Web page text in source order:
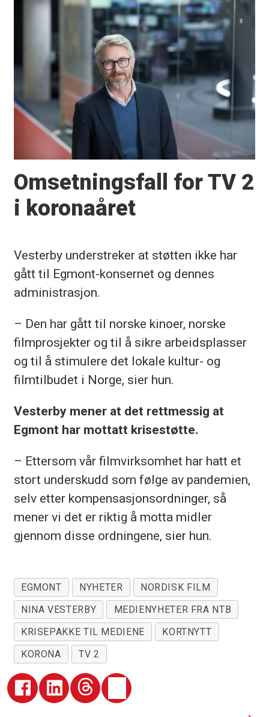
Omsetningsfall for TV 2
i koronaåret
Vesterby understreker at støtten ikke har
gått til Egmont-konsernet og dennes
administrasjon.
– Den har gått til norske kinoer, norske
filmprosjekter og til å sikre arbeidsplasser
og til å stimulere det lokale kultur- og
filmtilbudet i Norge, sier hun.
Vesterby mener at det rettmessig at
Egmont har mottatt krisestøtte.
– Ettersom vår filmvirksomhet har hatt et
stort underskudd som følge av pandemien,
selv etter kompensasjonsordninger, så
mener vi det er riktig å motta midler
gjennom disse ordningene, sier hun.
EGMONT NYHETER
NORDISK FILM
NINA VESTERBY
MEDIENYHETER FRA NTB
KRISEPAKKE TIL MEDIENE
KORTNYTT
KORONA
TV 2